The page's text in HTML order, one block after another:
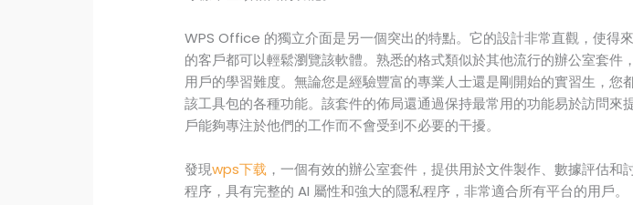
WPS Office 的獨立介面是另一個突出的特點。它的設計非常直觀，使得
的客戶都可以輕鬆瀏覽該軟體。熟悉的格式類似於其他流行的辦公室套件
用戶的學習難度。無論您是經驗豐富的專業人士還是剛開始的實習生，您
該工具包的各種功能。該套件的佈局還通過保持最常用的功能易於訪問來
戶能夠專注於他們的工作而不會受到不必要的干擾。
發現wps下载 ，一個有效的辦公室套件，提供用於文件製作、數據評估和
程序，具有完整的 AI 屬性和強大的隱私程序，非常適合所有平台的用戶。